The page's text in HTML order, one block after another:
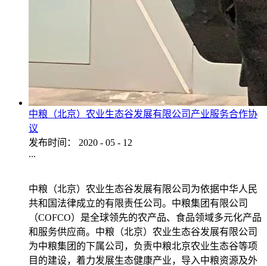
中粮（北京）农业生态谷发展有限公司产业服务合作协
议
发布时间：
2020 - 05 - 12
...
中粮（北京）农业生态谷发展有限公司为依据中华人民
共和国法律成立的有限责任公司。中粮集团有限公司
（COFCO）是全球领先的农产品、食品领域多元化产品
和服务供应商。中粮（北京）农业生态谷发展有限公司
为中粮集团的下属公司，负责中粮北京农业生态谷等项
目的建设，着力发展生态健康产业，导入中粮资源及外